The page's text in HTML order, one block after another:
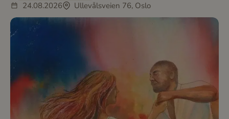
24.08.2026 Ullevålsveien 76, Oslo